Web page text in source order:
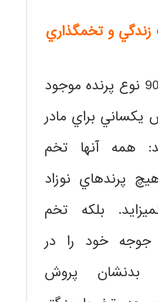
و تخمگذاري
همه ي 9000 نوع پرنده موجود
يكساني براي مادر
همه آنها تخم
پرندهاي نوزاد
بلكه تخم
جوجه خود را در
بدنشان پروش